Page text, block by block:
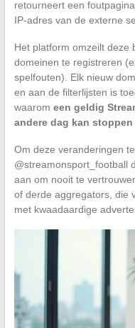
retourneert een
IP-adres van de externe
Het platform omzeilt deze
domeinen te registreren
spelfouten). Elk nieuw
en aan de filterlijsten is
waarom een geldig
andere dag kan stoppen
Om deze veranderingen
@streamonsport_football
aan om nooit te
of derde aggregators, die
met kwaadaardige